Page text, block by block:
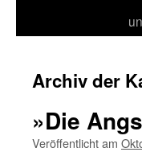
Archiv der
»Die
Veröffentlicht am